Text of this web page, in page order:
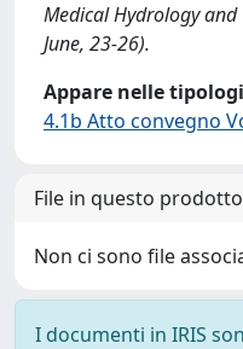
Medical Hydrology
June, 23-26).
Appare nelle
4.1b Atto convegno
File in questo
Non ci sono file
I documenti in IRIS